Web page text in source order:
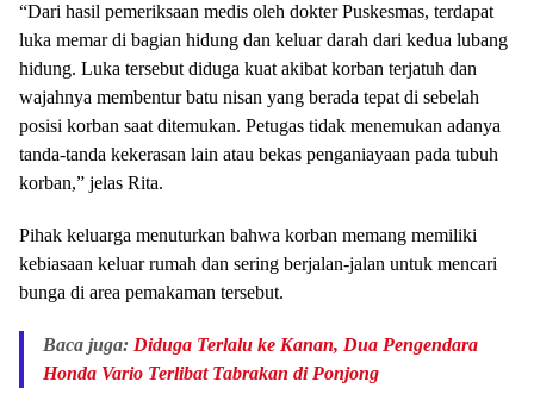
“Dari hasil pemeriksaan medis oleh dokter Puskesmas, terdapat
luka memar di bagian hidung dan keluar darah dari kedua lubang
hidung. Luka tersebut diduga kuat akibat korban terjatuh dan
wajahnya membentur batu nisan yang berada tepat di sebelah
posisi korban saat ditemukan. Petugas tidak menemukan adanya
tanda-tanda kekerasan lain atau bekas penganiayaan pada tubuh
korban,” jelas Rita.
Pihak keluarga menuturkan bahwa korban memang memiliki
kebiasaan keluar rumah dan sering berjalan-jalan untuk mencari
bunga di area pemakaman tersebut.
Baca juga: Diduga Terlalu ke Kanan, Dua Pengendara
Honda Vario Terlibat Tabrakan di Ponjong